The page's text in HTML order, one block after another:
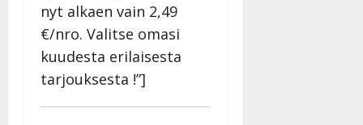
nyt alkaen vain 2,49
€/nro. Valitse omasi
kuudesta erilaisesta
tarjouksesta !”]